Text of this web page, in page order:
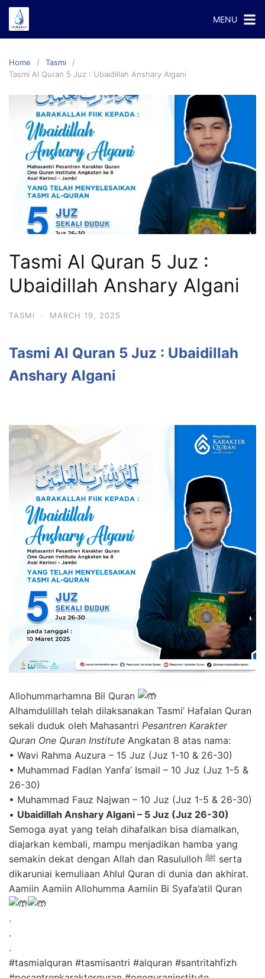
Skip
content
MENU
Home
Tasmi
Tasmi Al Quran 5 Juz : Ubaidillah Anshary Algani
Tasmi Al Quran 5 Juz :
Ubaidillah Anshary Algani
TASMI · MARCH 19, 2025
Tasmi Al Quran 5 Juz : Ubaidillah
Anshary Algani
Allohummarhamna Bil Quran
Alhamdulillah telah dilaksanakan Tasmi’ Hafalan Quran
sekali duduk oleh Mahasantri Pesantren Karakter
Quran One Quran Institute Angkatan 8 atas nama:
• Wavi Rahma Auzura – 15 Juz (Juz 1-10 & 26-30)
• Muhammad Fadlan Yanfa’ Ismail – 10 Juz (Juz 1-5 &
26-30)
• Muhammad Fauz Najwan – 10 Juz (Juz 1-5 & 26-30)
• Ubaidillah Anshary Algani – 5 Juz (Juz 26-30)
Semoga ayat yang telah dihafalkan bisa diamalkan,
diajarkan kembali, mampu menjadikan hamba yang
semakin dekat dengan Allah dan Rasululloh ﷺ serta
dikaruniai kemuliaan Ahlul Quran di dunia dan akhirat.
Aamiin Aamiin Allohumma Aamiin Bi Syafa’atil Quran
.
.
.
#tasmialquran #tasmisantri #alquran #santritahfizh